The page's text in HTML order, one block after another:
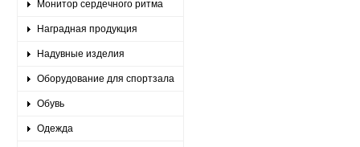
Монитор сердечного ритма
Наградная продукция
Надувные изделия
Оборудование для спортзала
Обувь
Одежда